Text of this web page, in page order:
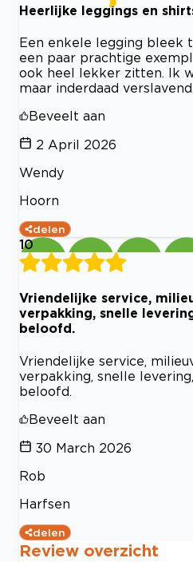
Heerlijke leggings en
Een enkele legging bleek
een paar prachtige
ook heel lekker zitten. Ik
maar inderdaad verslavend.
Beveelt aan
2 April 2026
Wendy
Hoorn
delen
10
Vriendelijke service,
verpakking, snelle
beloofd.
Vriendelijke service,
verpakking, snelle
beloofd.
Beveelt aan
30 March 2026
Rob
Harfsen
delen
Review overzicht